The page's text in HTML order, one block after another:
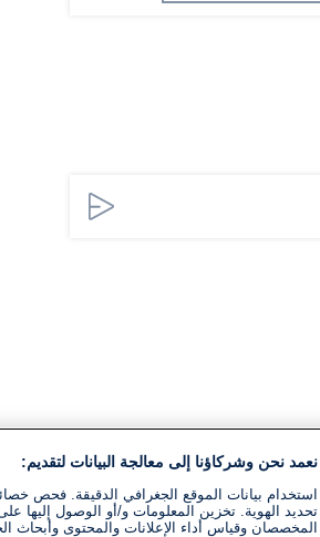
نعمد نحن وشركاؤنا إلى معالجة البيانات لتقديم:
استخدام بيانات الموقع الجغرافي الدقيقة. فحص
تحديد الهوية. تخزين المعلومات و/أو الوصول إليها
المخصصان وقياس أداء الإعلانات والمحتوى وأبحاث